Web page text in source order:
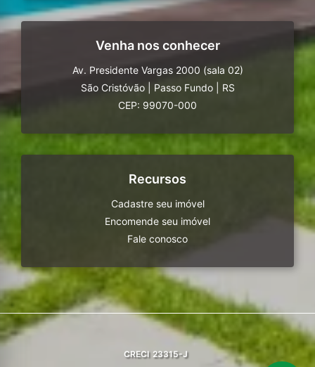
Venha nos conhecer
Av. Presidente Vargas 2000 (sala 02)
São Cristóvão
Passo Fundo
RS
CEP: 99070-000
Recursos
Cadastre seu imóvel
Encomende seu imóvel
Fale conosco
CRECI 23315-J